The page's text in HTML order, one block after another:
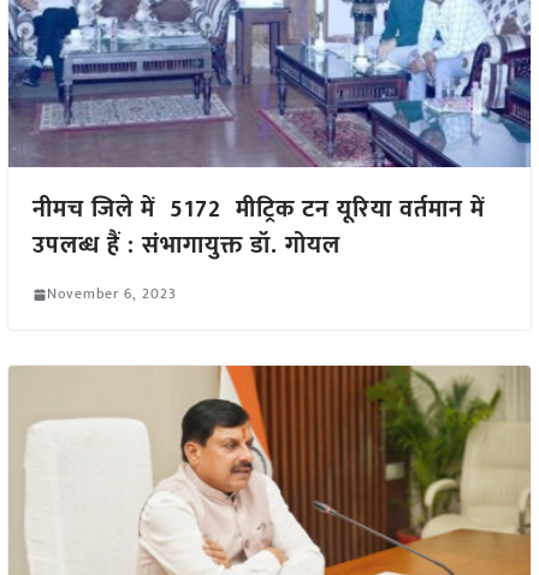
नीमच जिले में 5172 मीट्रिक टन यूरिया वर्तमान में
उपलब्ध हैं : संभागायुक्त डॉ. गोयल
November 6, 2023